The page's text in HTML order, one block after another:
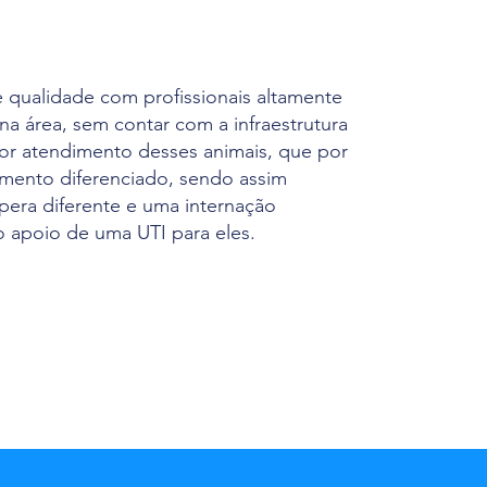
com profissionais altamente
área, sem contar com a infraestrutura
atendimento desses animais, que por
diferenciado, sendo assim
diferente e uma internação
de uma UTI para eles.